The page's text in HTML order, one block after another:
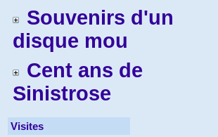
Souvenirs d'un
disque mou
Cent ans de
Sinistrose
Visites